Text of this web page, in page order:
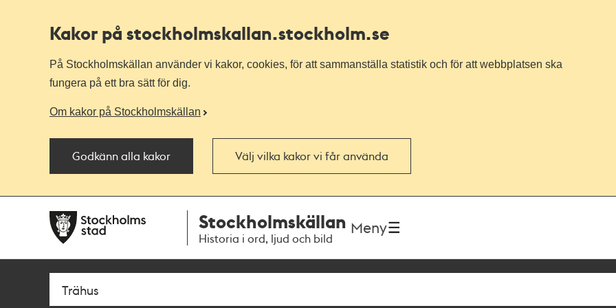
Kakor på stockholmskallan.stockholm.se
På Stockholmskällan använder vi kakor, cookies, för att sammanställa statistik och för att webbplatsen ska
fungera på ett bra sätt för dig.
Om kakor på Stockholmskällan
Godkänn alla kakor Välj vilka kakor vi får använda
navigationen
huvudinnehållet
Stockholmskällan
Historia i ord, ljud och bild
Meny
Sök